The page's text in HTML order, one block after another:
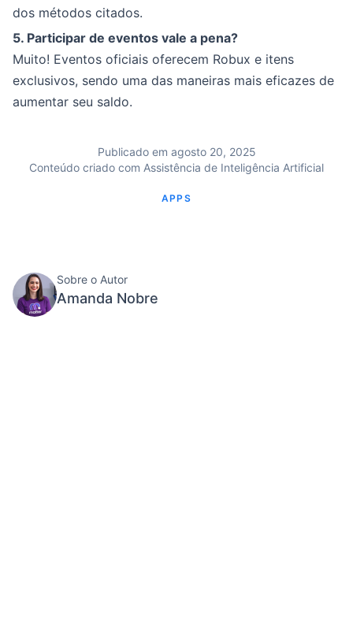
dos métodos citados.
5. Participar de eventos vale a pena?
Muito! Eventos oficiais oferecem Robux e itens
exclusivos, sendo uma das maneiras mais eficazes de
aumentar seu saldo.
Publicado em agosto 20, 2025
Conteúdo criado com Assistência de Inteligência Artificial
APPS
Sobre o Autor
Amanda Nobre